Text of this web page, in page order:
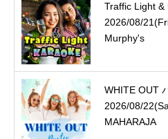
Traffic Light &
2026/08/
Murphy's
WHITE OUT
2026/08/
MAHARAJA